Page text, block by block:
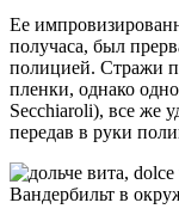
Ее
получаса, был
полицией. Стражи
пленки, однако
Secchiaroli), все же
передав в руки
Вандербильт в